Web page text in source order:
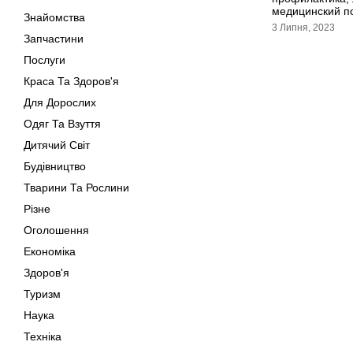
Знайомства
Запчастини
Послуги
Краса Та Здоров'я
Для Дорослих
Одяг Та Взуття
Дитячий Світ
Будівництво
Тварини Та Рослини
Різне
Оголошення
Економіка
Здоров'я
Туризм
Наука
Техніка
медицинский
3 Липня, 2023